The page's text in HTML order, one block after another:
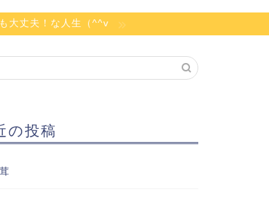
大丈夫！な人生（^^v
の投稿